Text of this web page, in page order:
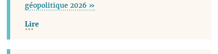
géopolitique 2026 »
Lire